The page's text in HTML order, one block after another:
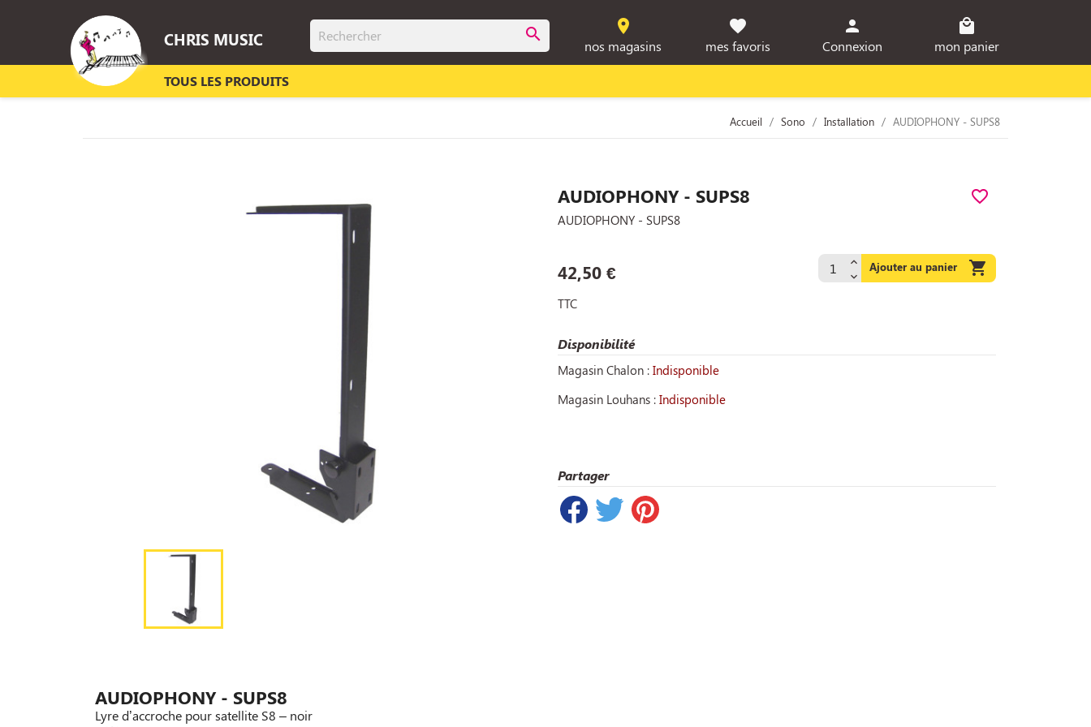
CHRIS MUSIC search room
nos magasins
favorite
mes favoris
person
Connexion
local_mall
mon panier
TOUS LES PRODUITS
Accueil Sono Installation AUDIOPHONY - SUPS8
AUDIOPHONY - SUPS8 favorite_border
AUDIOPHONY - SUPS8
42,50 € Ajouter au panier 
TTC
Disponibilité
Magasin Chalon : Indisponible
Magasin Louhans : Indisponible
Partager
AUDIOPHONY - SUPS8
Lyre d’accroche pour satellite S8 – noir